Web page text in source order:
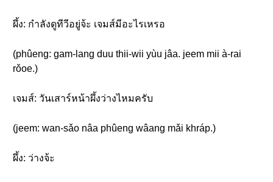
ผึ้ง: กำลังดูทีวีอยู่จ้ะ เจมส์มีอะไรเหรอ
(phûeng: gam-lang duu thii-wii yùu jâa. jeem mii à-rai
rǒoe.)
เจมส์: วันเสาร์หน้าผึ้งว่างไหมครับ
(jeem: wan-sǎo nâa phûeng wâang mǎi khráp.)
ผึ้ง: ว่างจ้ะ